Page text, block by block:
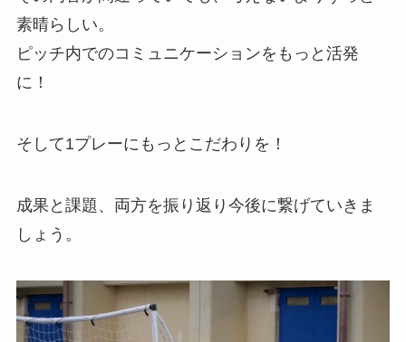
素晴らしい。
ピッチ内でのコミュニケーションをもっと活発
に！
そして1プレーにもっとこだわりを！
成果と課題、両方を振り返り今後に繋げていきま
しょう。